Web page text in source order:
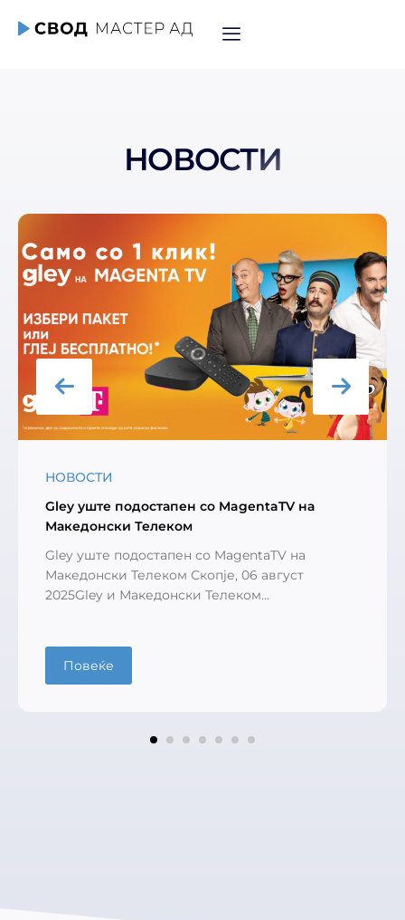
НОВОСТИ
НОВОСТИ
Gley уште подостапен со MagentaTV на
Македонски Телеком
Gley уште подостапен со MagentaTV на
Македонски Телеком Скопје, 06 август
2025Gley и Македонски Телеком...
Повеќе